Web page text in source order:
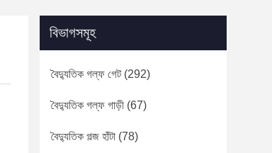
বিভাগসমূহ
বৈদ্যুতিক গল্ফ গেট(292)
বৈদ্যুতিক গল্ফ গাড়ী (67)
বৈদ্যুতিক গল্জ হাঁটা (78)